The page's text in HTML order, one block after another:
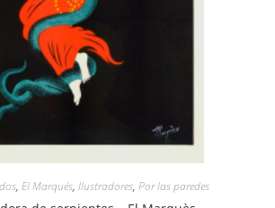
, El Marqués, Ilustradores, Por las paredes